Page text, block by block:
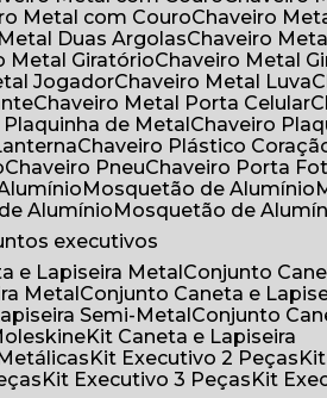
Metal com Couro
Chaveiro
Metal Duas Argolas
Chaveiro
Metal Giratório Chaveiro Metal
Jogador Chaveiro Metal Luva
Chaveiro Metal Porta Celular
Plaquinha de Metal
Chaveiro
Chaveiro Plástico
Chaveiro Pneu Chaveiro Porta
Mosquetão de Alumínio
Alumínio
Mosquetão de
executivos
e Lapiseira Metal
Conjunto
Metal
Conjunto Caneta e
Semi-Metal
Conjunto
Kit Caneta e Lapiseira
Kit Executivo 2 Peças
Kit Executivo 3 Peças Kit